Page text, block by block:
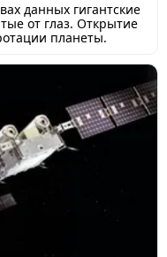
данных гигантские
от глаз. Открытие
планеты.